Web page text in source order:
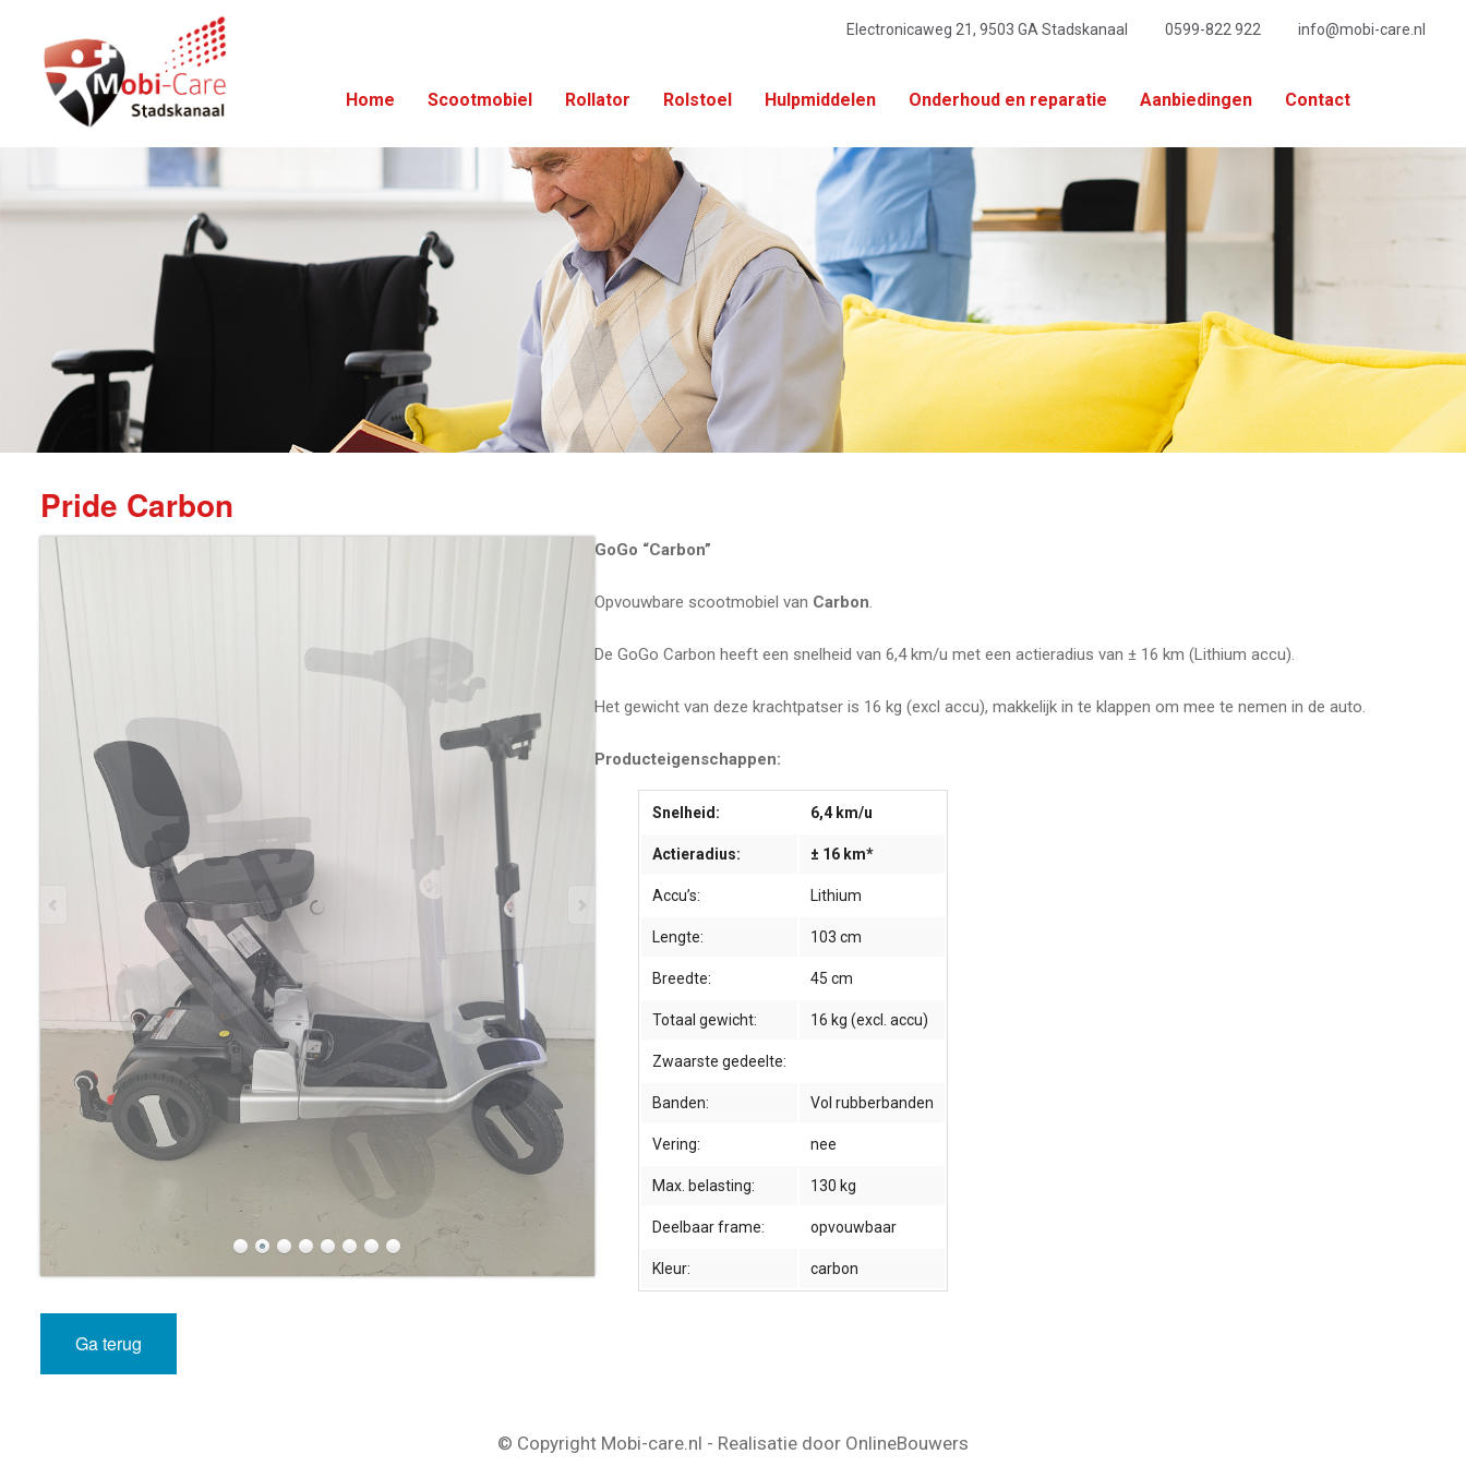
Electronicaweg 21, 9503 GA Stadskanaal 0599-822 922 info@mobi-care.nl
Home Scootmobiel Rollator Rolstoel Hulpmiddelen Onderhoud en reparatie Aanbiedingen Contact
Pride Carbon
GoGo “Carbon”
Opvouwbare scootmobiel van Carbon.
De GoGo Carbon heeft een snelheid van 6,4 km/u met een actieradius van ± 16 km (Lithium accu).
Het gewicht van deze krachtpatser is 16 kg (excl accu), makkelijk in te klappen om mee te nemen in de auto.
Producteigenschappen:
Snelheid: 6,4 km/u
Actieradius: ± 16 km*
Accu’s: Lithium
Lengte: 103 cm
Breedte: 45 cm
Totaal gewicht: 16 kg (excl. accu)
Zwaarste gedeelte:
Banden: Vol rubberbanden
Vering: nee
Max. belasting: 130 kg
Deelbaar frame: opvouwbaar
Kleur: carbon
Ga terug
© Copyright Mobi-care.nl - Realisatie door OnlineBouwers